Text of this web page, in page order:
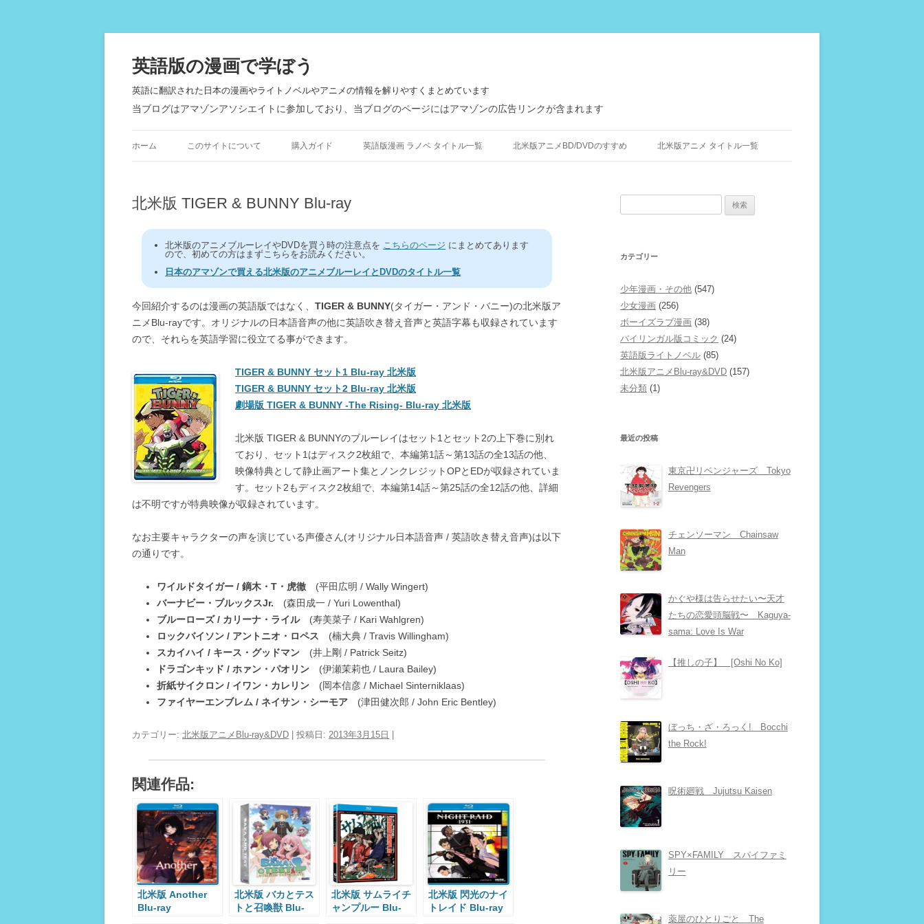
英語版の漫画で学ぼう
英語に翻訳された日本の漫画やライトノベルやアニメの情報を解りやすくまとめています
当ブログはアマゾンアソシエイトに参加しており、当ブログのページにはアマゾンの広告リンクが含まれます
ン
ホーム このサイトについて 購入ガイド 英語版漫画 ラノベ タイトル一覧 北米版アニメBD/DVDのすすめ 北米版アニメ タイトル一覧
北米版 TIGER & BUNNY Blu-ray
北米版のアニメブルーレイやDVDを買う時の注意点を こちらのページ にまとめてあります
ので、初めての方はまずこちらをお読みください。
日本のアマゾンで買える北米版のアニメブルーレイとDVDのタイトル一覧
今回紹介するのは漫画の英語版ではなく、 TIGER & BUNNY(タイガー・アンド・バニー)の北米版ア
ニメBlu-rayです。オリジナルの日本語音声の他に英語吹き替え音声と英語字幕も収録されています
ので、それらを英語学習に役立てる事ができます。
TIGER & BUNNY セット1 Blu-ray 北米版
TIGER & BUNNY セット2 Blu-ray 北米版
劇場版 TIGER & BUNNY -The Rising- Blu-ray 北米版
北米版 TIGER & BUNNYのブルーレイはセット1とセット2の上下巻に別れ
ており、セット1はディスク2枚組で、本編第1話～第13話の全13話の他、
映像特典として静止画アート集とノンクレジットOPとEDが収録されていま
す。セット2もディスク2枚組で、本編第14話～第25話の全12話の他、詳細
は不明ですが特典映像が収録されています。
なお主要キャラクターの声を演じている声優さん(オリジナル日本語音声 / 英語吹き替え音声)は以下
の通りです。
ワイルドタイガー / 鏑木・T・虎徹 (平田広明 / Wally Wingert)
バーナビー・ブルックスJr. (森田成一 / Yuri Lowenthal)
ブルーローズ / カリーナ・ライル(寿美菜子 / Kari Wahlgren)
ロックバイソン / アントニオ・ロペス (楠大典 / Travis Willingham)
スカイハイ / キース・グッドマン (井上剛 / Patrick Seitz)
ドラゴンキッド / ホァン・パオリン (伊瀬茉莉也 / Laura Bailey)
折紙サイクロン / イワン・カレリン (岡本信彦 / Michael Sinterniklaas)
ファイヤーエンブレム / ネイサン・シーモア (津田健次郎 / John Eric Bentley)
カテゴリー: 北米版アニメBlu-ray&DVD | 投稿日: 2013年3月15日
関連作品:
北米版 Another
Blu-ray
北米版 バカとテス
トと召喚獣 Blu-
北米版 サムライチ
ャンプルー Blu-
北米版 閃光のナイ
トレイド Blu-ray
カテゴリー
少年漫画・その他 (547)
少女漫画 (256)
ボーイズラブ漫画 (38)
バイリンガル版コミック (24)
英語版ライトノベル (85)
北米版アニメBlu-ray&DVD (157)
未分類 (1)
最近の投稿
東京卍リベンジャーズ Tokyo
Revengers
チェンソーマン Chainsaw
Man
かぐや様は告らせたい〜天才
たちの恋愛頭脳戦〜 Kaguya-
sama: Love Is War
【推しの子】 [Oshi No Ko]
ぼっち・ざ・ろっく! Bocchi
the Rock!
呪術廻戦 Jujutsu Kaisen
SPY×FAMILY スパイファミ
リー
薬屋のひとりごと The